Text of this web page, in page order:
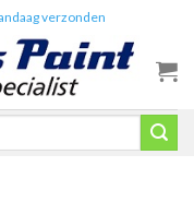
verzonden